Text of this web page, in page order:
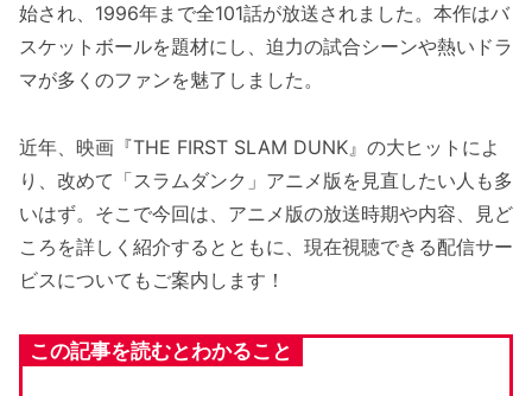
始され、1996年まで全101話が放送されました。本作はバ
スケットボールを題材にし、迫力の試合シーンや熱いドラ
マが多くのファンを魅了しました。
近年、映画『THE FIRST SLAM DUNK』の大ヒットによ
り、改めて「スラムダンク」アニメ版を見直したい人も多
いはず。そこで今回は、アニメ版の放送時期や内容、見ど
ころを詳しく紹介するとともに、現在視聴できる配信サー
ビスについてもご案内します！
この記事を読むとわかること